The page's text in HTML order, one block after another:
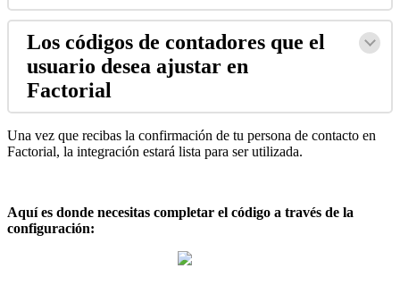
Los códigos de contadores que el
usuario desea ajustar en
Factorial
Una vez que recibas la confirmación de tu persona de contacto en
Factorial, la integración estará lista para ser utilizada.
Aquí es donde necesitas completar el código a través de la
configuración: